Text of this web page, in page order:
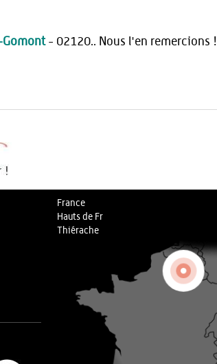
Gomont- 02120.. Nous l'en remercions !
France
Hauts de Fr
Thiérache